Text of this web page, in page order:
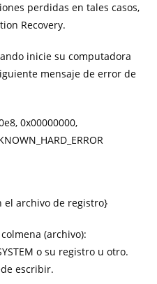
perdidas en tales casos,
Recovery.
inicie su computadora
mensaje de error de
0x00000000,
el archivo de registro}
(archivo):
o su registro u otro.
escribir.